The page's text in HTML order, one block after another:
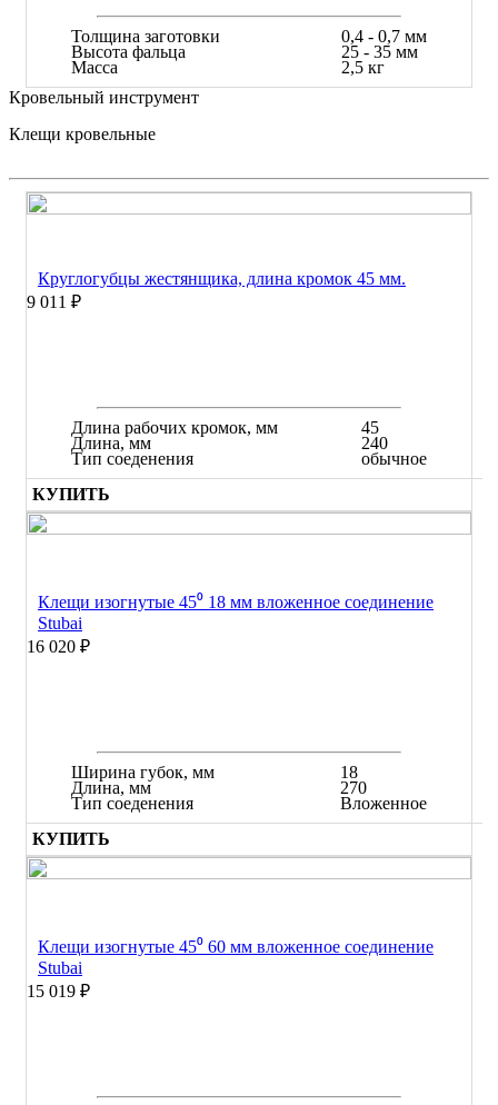
Толщина заготовки
Высота фальца
Масса
0,4 - 0,7 мм
25 - 35 мм
2,5 кг
Кровельный инструмент
Клещи кровельные
Круглогубцы жестянщика, длина кромок 45 мм.
9 011 ₽
Длина рабочих кромок, мм
Длина, мм
Тип соеденения
45
240
обычное
КУПИТЬ
Клещи изогнутые 45⁰ 18 мм вложенное соединение
Stubai
16 020 ₽
Ширина губок, мм
Длина, мм
Тип соеденения
18
270
Вложенное
КУПИТЬ
Клещи изогнутые 45⁰ 60 мм вложенное соединение
Stubai
15 019 ₽